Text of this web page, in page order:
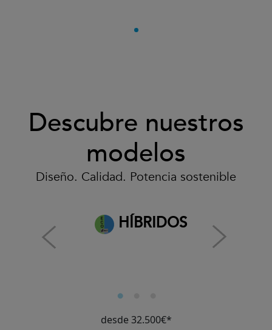
Descubre nuestros
modelos
Diseño. Calidad. Potencia sostenible
HÍBRIDOS
desde 32.500€*